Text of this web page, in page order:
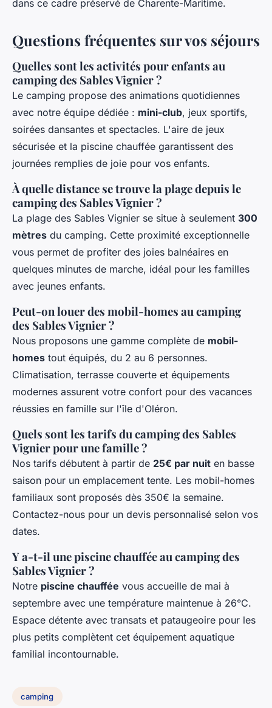
dans ce cadre préservé de Charente-Maritime.
Questions fréquentes sur vos séjours
Quelles sont les activités pour enfants au
camping des Sables Vignier ?
Le camping propose des animations quotidiennes
avec notre équipe dédiée : mini-club, jeux sportifs,
soirées dansantes et spectacles. L'aire de jeux
sécurisée et la piscine chauffée garantissent des
journées remplies de joie pour vos enfants.
À quelle distance se trouve la plage depuis le
camping des Sables Vignier ?
La plage des Sables Vignier se situe à seulement 300
mètres du camping. Cette proximité exceptionnelle
vous permet de profiter des joies balnéaires en
quelques minutes de marche, idéal pour les familles
avec jeunes enfants.
Peut-on louer des mobil-homes au camping
des Sables Vignier ?
Nous proposons une gamme complète de mobil-
homes tout équipés, du 2 au 6 personnes.
Climatisation, terrasse couverte et équipements
modernes assurent votre confort pour des vacances
réussies en famille sur l'île d'Oléron.
Quels sont les tarifs du camping des Sables
Vignier pour une famille ?
Nos tarifs débutent à partir de 25€ par nuit en basse
saison pour un emplacement tente. Les mobil-homes
familiaux sont proposés dès 350€ la semaine.
Contactez-nous pour un devis personnalisé selon vos
dates.
Y a-t-il une piscine chauffée au camping des
Sables Vignier ?
Notre piscine chauffée vous accueille de mai à
septembre avec une température maintenue à 26°C.
Espace détente avec transats et pataugeoire pour les
plus petits complètent cet équipement aquatique
familial incontournable.
camping